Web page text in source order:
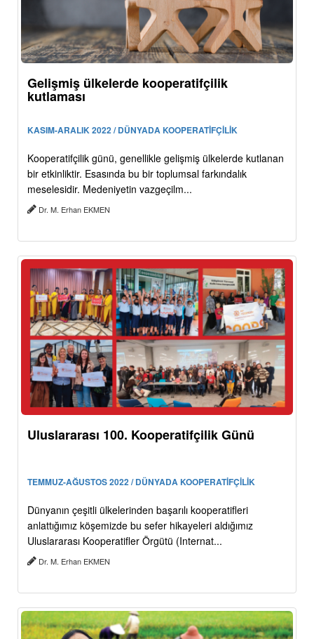
Gelişmiş ülkelerde kooperatifçilik
kutlaması
KASIM-ARALIK 2022 / DÜNYADA KOOPERATİFÇİLİK
Kooperatifçilik günü, genellikle gelişmiş ülkelerde kutlanan
bir etkinliktir. Esasında bu bir toplumsal farkındalık
meselesidir. Medeniyetin vazgeçilm...
Dr. M. Erhan EKMEN
Uluslararası 100. Kooperatifçilik Günü
TEMMUZ-AĞUSTOS 2022 / DÜNYADA KOOPERATİFÇİLİK
Dünyanın çeşitli ülkelerinden başarılı kooperatifleri
anlattığımız köşemizde bu sefer hikayeleri aldığımız
Uluslararası Kooperatifler Örgütü (Internat...
Dr. M. Erhan EKMEN